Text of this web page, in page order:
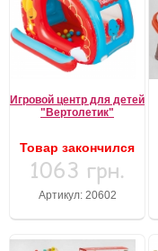
Игровой центр для детей
"Вертолетик"
Товар закончился
1063 грн.
Артикул: 20602